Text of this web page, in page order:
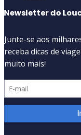
Newsletter do